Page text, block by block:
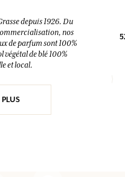
€
depuis 1926. Du
nos
de parfum sont 100%
végétal de blé 100%
et local.